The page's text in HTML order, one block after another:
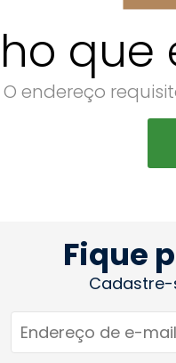
O endereço
Fique